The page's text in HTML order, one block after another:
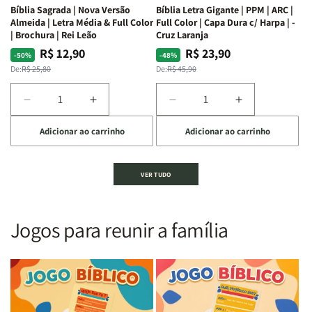
da
Bíblia
Equipe
teológica
Penkal
da
Bíblia
Penkal
Bíblia Sagrada | Nova Versão
Almeida | Letra Média & Full Color
| Brochura | Rei Leão
-50%
Preço
normal
De:R$ 25,80
Preço
promocional
R$ 12,90
Diminuir
a
quantidade
de
Almeida
Letra
Média
Aumentar
a
quantidade
de
Bíblia
Almeida
Letra
Média
&amp;
Adicionar ao carrinho
Bíblia Letra Gigante | PPM | ARC |
Full Color | Capa Dura c/ Harpa | -
Cruz Laranja
-48%
Preço
normal
De:R$ 45,90
Preço
promocional
R$ 23,90
Diminuir
a
quantidade
de
Bíblia
PPM
|
|
Full
Color
Aumentar
a
quantidade
de
|
Full
Color
Adicionar ao carrinho
VER TUDO
Jogos para reunir a família